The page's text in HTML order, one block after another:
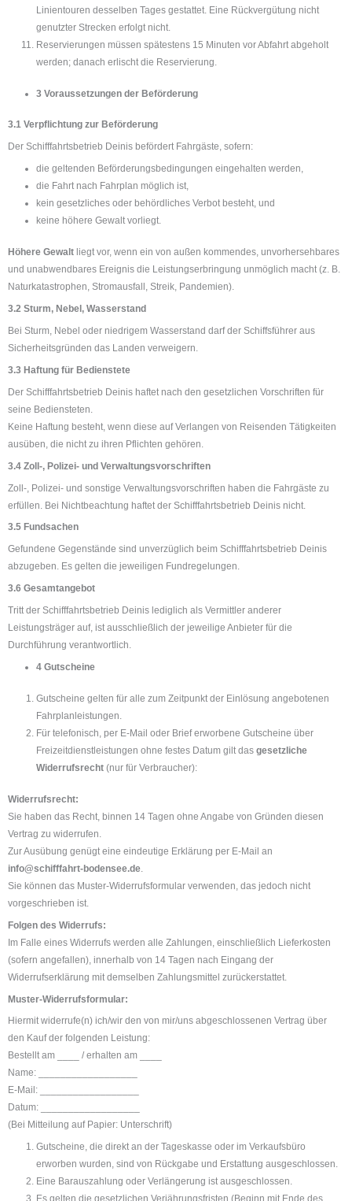
Linientouren desselben Tages gestattet. Eine Rückvergütung nicht
genutzter Strecken erfolgt nicht.
Reservierungen müssen spätestens 15 Minuten vor Abfahrt abgeholt
werden; danach erlischt die Reservierung.
3 Voraussetzungen der Beförderung
3.1 Verpflichtung zur Beförderung
Der Schifffahrtsbetrieb Deinis befördert Fahrgäste, sofern:
die geltenden Beförderungsbedingungen eingehalten werden,
die Fahrt nach Fahrplan möglich ist,
kein gesetzliches oder behördliches Verbot besteht, und
keine höhere Gewalt vorliegt.
Höhere Gewalt liegt vor, wenn ein von außen kommendes, unvorhersehbares
und unabwendbares Ereignis die Leistungserbringung unmöglich macht (z. B.
Naturkatastrophen, Stromausfall, Streik, Pandemien).
3.2 Sturm, Nebel, Wasserstand
Bei Sturm, Nebel oder niedrigem Wasserstand darf der Schiffsführer aus
Sicherheitsgründen das Landen verweigern.
3.3 Haftung für Bedienstete
Der Schifffahrtsbetrieb Deinis haftet nach den gesetzlichen Vorschriften für
seine Bediensteten.
Keine Haftung besteht, wenn diese auf Verlangen von Reisenden Tätigkeiten
ausüben, die nicht zu ihren Pflichten gehören.
3.4 Zoll-, Polizei- und Verwaltungsvorschriften
Zoll-, Polizei- und sonstige Verwaltungsvorschriften haben die Fahrgäste zu
erfüllen. Bei Nichtbeachtung haftet der Schifffahrtsbetrieb Deinis nicht.
3.5 Fundsachen
Gefundene Gegenstände sind unverzüglich beim Schifffahrtsbetrieb Deinis
abzugeben. Es gelten die jeweiligen Fundregelungen.
3.6 Gesamtangebot
Tritt der Schifffahrtsbetrieb Deinis lediglich als Vermittler anderer
Leistungsträger auf, ist ausschließlich der jeweilige Anbieter für die
Durchführung verantwortlich.
4 Gutscheine
Gutscheine gelten für alle zum Zeitpunkt der Einlösung angebotenen
Fahrplanleistungen.
Für telefonisch, per E-Mail oder Brief erworbene Gutscheine über
Freizeitdienstleistungen ohne festes Datum gilt das gesetzliche
Widerrufsrecht(nur für Verbraucher):
Widerrufsrecht:
Sie haben das Recht, binnen 14 Tagen ohne Angabe von Gründen diesen
Vertrag zu widerrufen.
Zur Ausübung genügt eine eindeutige Erklärung per E-Mail an
info@schifffahrt-bodensee.de
Sie können das Muster-Widerrufsformular verwenden, das jedoch nicht
vorgeschrieben ist.
Folgen des Widerrufs:
Im Falle eines Widerrufs werden alle Zahlungen, einschließlich Lieferkosten
(sofern angefallen), innerhalb von 14 Tagen nach Eingang der
Widerrufserklärung mit demselben Zahlungsmittel zurückerstattet.
Muster-Widerrufsformular:
Hiermit widerrufe(n) ich/wir den von mir/uns abgeschlossenen Vertrag über
den Kauf der folgenden Leistung:
Bestellt am ____ / erhalten am ____
Name: __________________
E-Mail: __________________
Datum: __________________
(Bei Mitteilung auf Papier: Unterschrift)
Gutscheine, die direkt an der Tageskasse oder im Verkaufsbüro
erworben wurden, sind von Rückgabe und Erstattung ausgeschlossen.
Eine Barauszahlung oder Verlängerung ist ausgeschlossen.